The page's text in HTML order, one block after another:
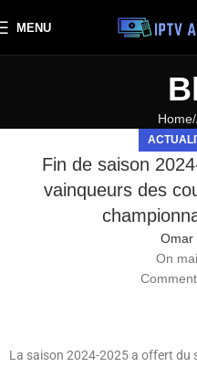
MENU
Home
Fin de saison
vainqueurs des
Omar
On
La saison 2024-2025 a offert du